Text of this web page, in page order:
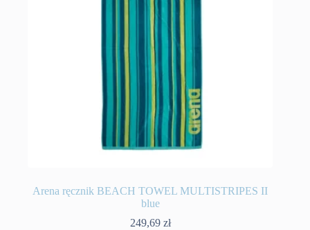
Arena ręcznik BEACH TOWEL MULTISTRIPES II
blue
249,69 zł